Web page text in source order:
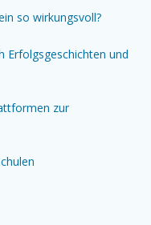
so wirkungsvoll?
Erfolgsgeschichten und
zur